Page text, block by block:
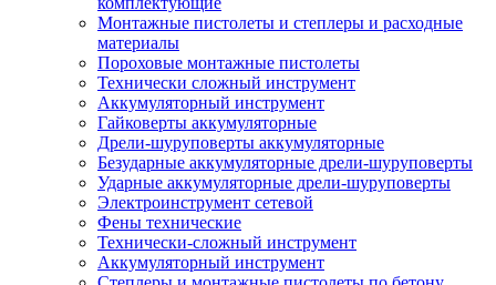
Монтажные пистолеты и степлеры и расходные
материалы
Пороховые монтажные пистолеты
Технически сложный инструмент
Аккумуляторный инструмент
Гайковерты аккумуляторные
Дрели-шуруповерты аккумуляторные
Безударные аккумуляторные дрели-шуруповерты
Ударные аккумуляторные дрели-шуруповерты
Электроинструмент сетевой
Фены технические
Технически-сложный инструмент
Аккумуляторный инструмент